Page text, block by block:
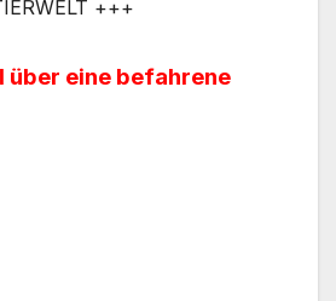
+++
über eine befahrene